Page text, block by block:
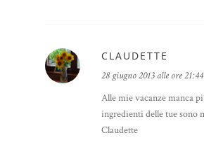
CLAUDETTE
28 giugno 2013 alle ore 21:44
Alle mie vacanze manca
ingredienti delle tue
Claudette